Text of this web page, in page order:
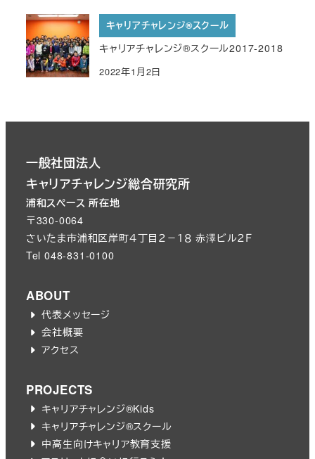
キャリアチャレンジ®︎スクール
キャリアチャレンジ®︎スクール2017-2018
2022年1月2日
一般社団法人
キャリアチャレンジ総合研究所
浦和スペース 所在地
〒330-0064
さいたま市浦和区岸町４丁目２－１８ 赤澤ビル２Ｆ
Tel 048-831-0100
ABOUT
代表メッセージ
会社概要
アクセス
PROJECTS
キャリアチャレンジ®︎Kids
キャリアチャレンジ®︎スクール
中高生向けキャリア教育支援